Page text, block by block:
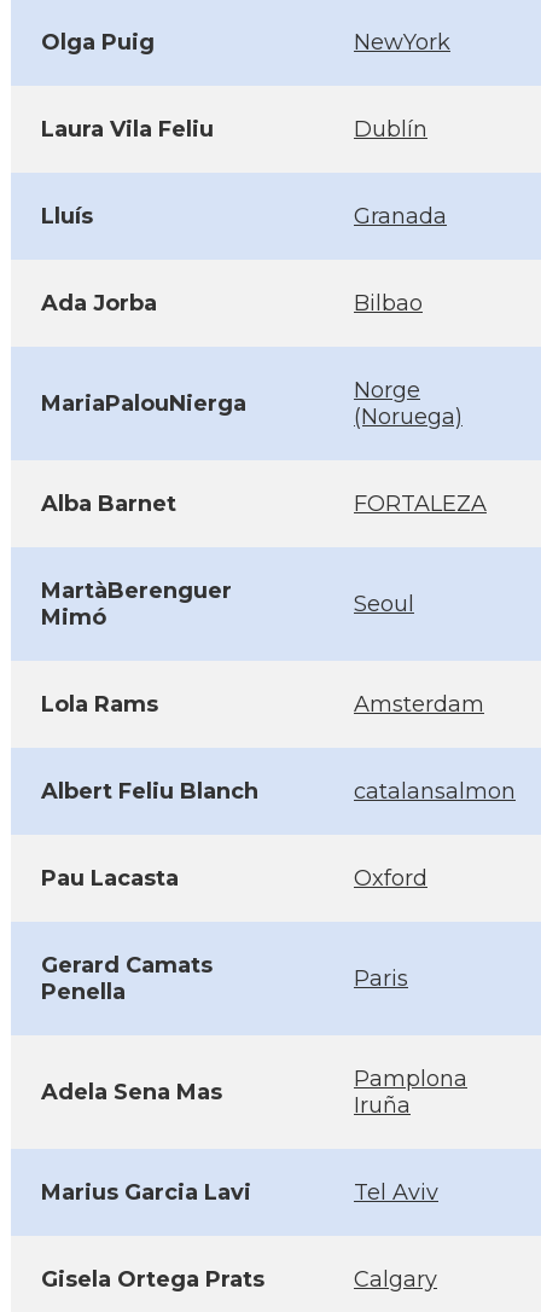
Olga Puig NewYork
Laura Vila Feliu Dublín
Lluís Granada
Ada Jorba Bilbao
MariaPalouNierga
Norge
(Noruega)
Alba Barnet FORTALEZA
MartàBerenguer
Mimó
Seoul
Lola Rams Amsterdam
Albert Feliu Blanch catalansalmon
Pau Lacasta Oxford
Gerard Camats
Penella
Paris
Adela Sena Mas
Pamplona
Iruña
Marius Garcia Lavi Tel Aviv
Gisela Ortega Prats Calgary